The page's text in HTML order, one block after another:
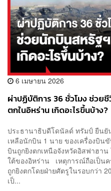
6 เมษายน 2026
ผ่าปฏิบัติการ 36 ชั่วโมง ช่วย
ตกในอิหร่าน เกิดอะไรขึ้นบ้าง?
ประธานาธิบดีโดนัลด์ ทรัมป์ ยืนยั
เหลือนักบิน 1 นาย ของเครื่องบิน
บินถูกยิงตกเหนือจังหวัดอิสฟาฮา
ใต้ของอิหร่าน เหตุการณ์ถือเป็น
ถูกยิงตกโดยฝ่ายศัตรูในรอบกว่า
เป็...